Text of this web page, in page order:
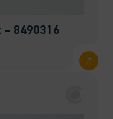
– 8490316